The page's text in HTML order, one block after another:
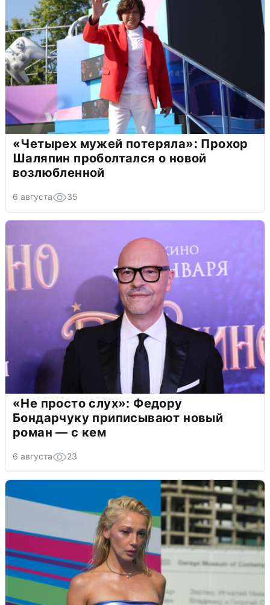
«Четырех мужей потеряла»: Прохор
Шаляпин проболтался о новой
возлюбленной
6 августа 35
«Не просто слух»: Федору
Бондарчуку приписывают новый
роман — с кем
6 августа 23